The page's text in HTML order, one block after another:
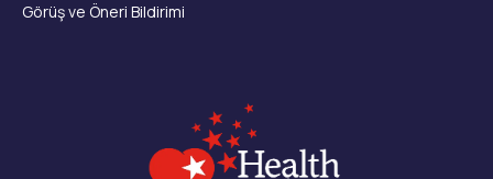
Görüş ve Öneri Bildirimi